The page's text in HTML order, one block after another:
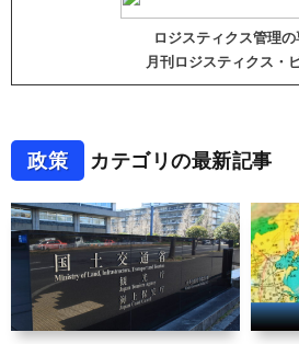
ロジスティクス管理
月刊ロジスティクス・
政策 カテゴリの最新記事